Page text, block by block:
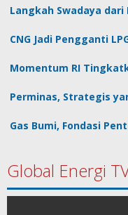
Langkah Swadaya dari
CNG Jadi Pengganti
Momentum RI
Perminas, Strategis
Gas Bumi, Fondasi
Global Energi